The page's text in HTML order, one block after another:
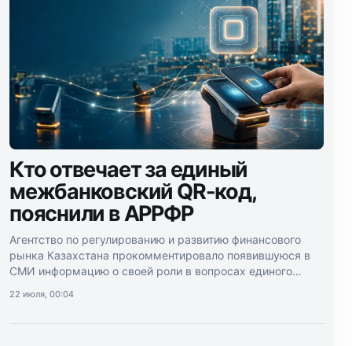
Кто отвечает за единый
межбанковский QR-код,
пояснили в АРРФР
Агентство по регулированию и развитию финансового
рынка Казахстана прокомментировало появившуюся в
СМИ информацию о своей роли в вопросах единого
22 июля, 00:04